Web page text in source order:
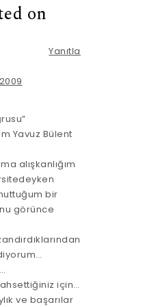
on
Yanıtla
Yavuz Bülent
alışkanlığım
bir
görünce
için…
ve başarılar